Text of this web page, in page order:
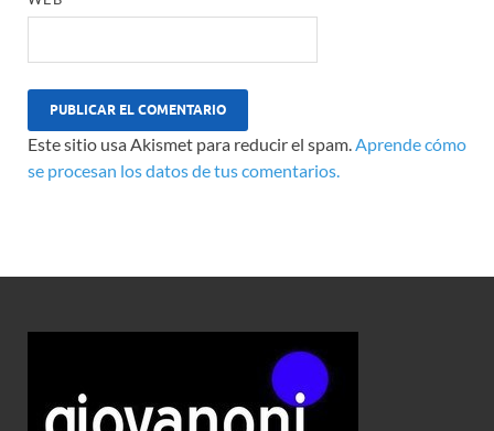
Este sitio usa Akismet para reducir el spam.Aprende cómo
se procesan los datos de tus comentarios.